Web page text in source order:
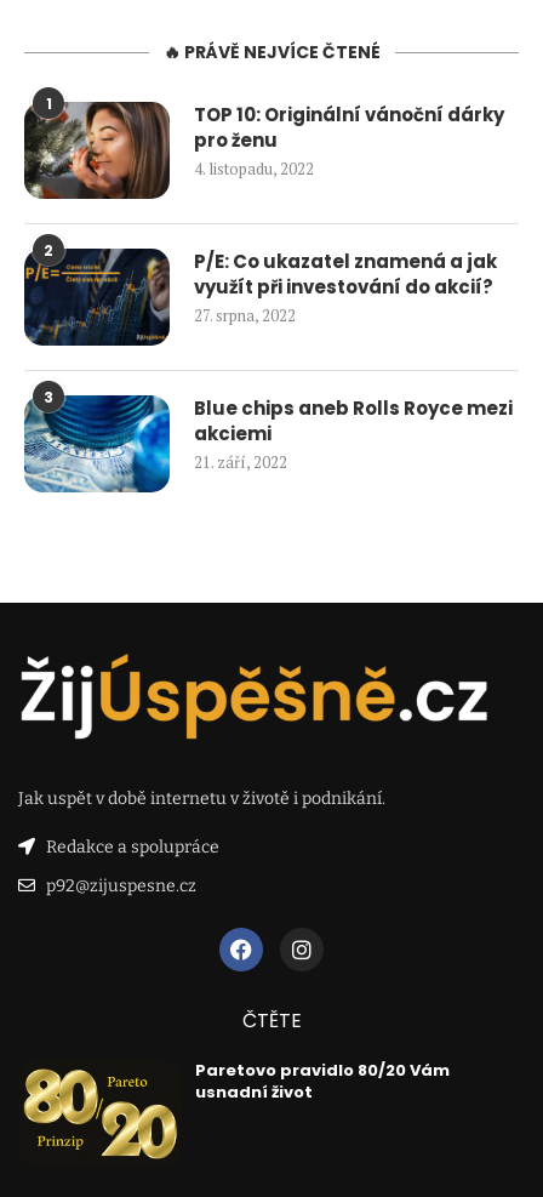
🔥 PRÁVĚ NEJVÍCE ČTENÉ
1
TOP 10: Originální vánoční dárky
pro ženu
4. listopadu, 2022
2
P/E: Co ukazatel znamená a jak
využít při investování do akcií?
27. srpna, 2022
3
Blue chips aneb Rolls Royce mezi
akciemi
21. září, 2022
Jak uspět v době internetu v životě i podnikání.
Redakce a spolupráce
p92@zijuspesne.cz
ČTĚTE
Paretovo pravidlo 80/20 Vám
usnadní život